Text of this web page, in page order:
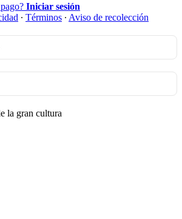
Iniciar sesión
∙ Términos ∙ Aviso de recolección
la gran cultura